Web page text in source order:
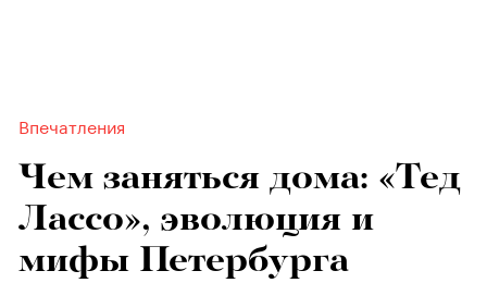
Впечатления
Чем заняться дома: «Тед
Лассо», эволюция и
мифы Петербурга